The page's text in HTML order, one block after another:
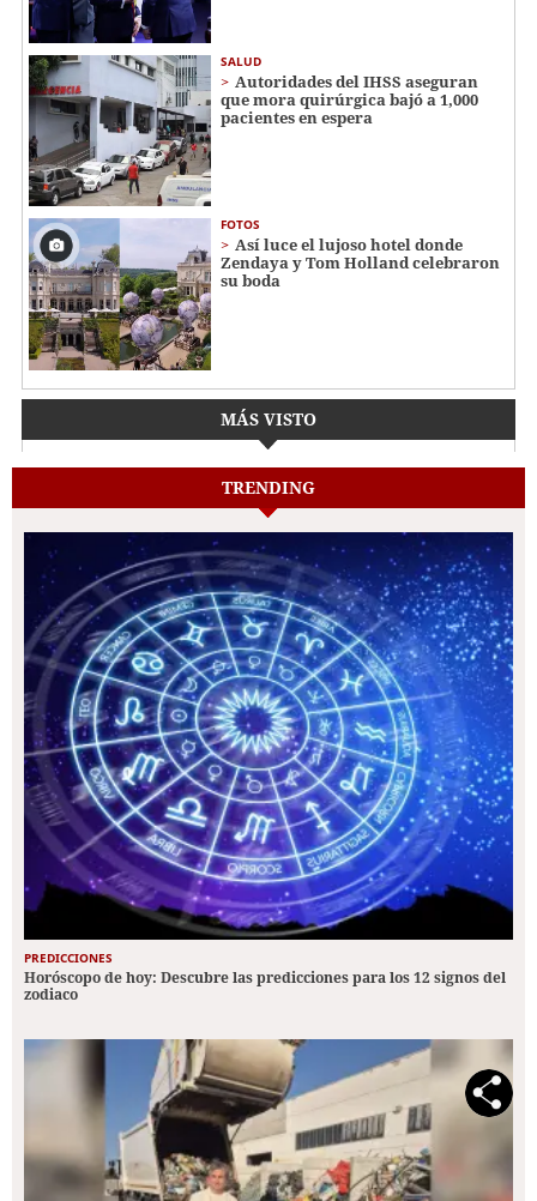
SALUD
Autoridades del IHSS aseguran
que mora quirúrgica bajó a 1,000
pacientes en espera
FOTOS
Así luce el lujoso hotel donde
Zendaya y Tom Holland celebraron
su boda
MÁS VISTO
TRENDING
PREDICCIONES
Horóscopo de hoy: Descubre las predicciones para los 12 signos del
zodiaco